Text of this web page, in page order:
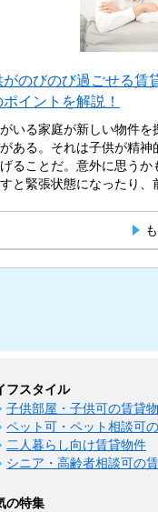
がのびのび過ごせる賃
ポイントを解説！
いる家庭が新しい物件
ある。それは子供が精
ることだ。意外に思う
と緊張状態になったり、
フスタイル
子供部屋・子供可の賃貸
ペット可・ペット相談可
二人暮らし向け賃貸物件
シニア・高齢者相談可の
の特集